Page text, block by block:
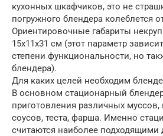
кухонных шкафчиков, это не
погружного блендера колеблется
Ориентировочные габариты
15х11х31 см (этот параметр
степени функциональности, но
блендера).
Для каких целей необходим
В основном стационарный
приготовления различных
соусов, теста, фарша. Именно
считаются наиболее